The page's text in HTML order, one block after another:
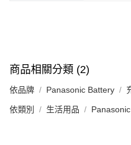
商品相關分類 (2)
依品牌 Panasonic Battery
依類別 生活用品